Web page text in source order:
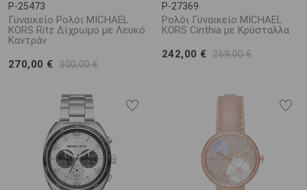
P-25473
Γυναικείο Ρολόι MICHAEL
KORS Ritz Δίχρωμο με Λευκό
Καντράν
270,00 € 300,00 €
P-27369
Ρολόι Γυναικείο MICHAEL
KORS Cinthia με Κρύσταλλα
242,00 € 269,00 €